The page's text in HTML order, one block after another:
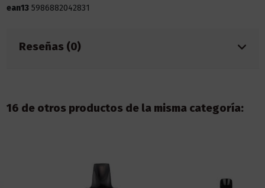
ean13 5986882042831
Reseñas (0)
16 de otros productos de la misma categoría: